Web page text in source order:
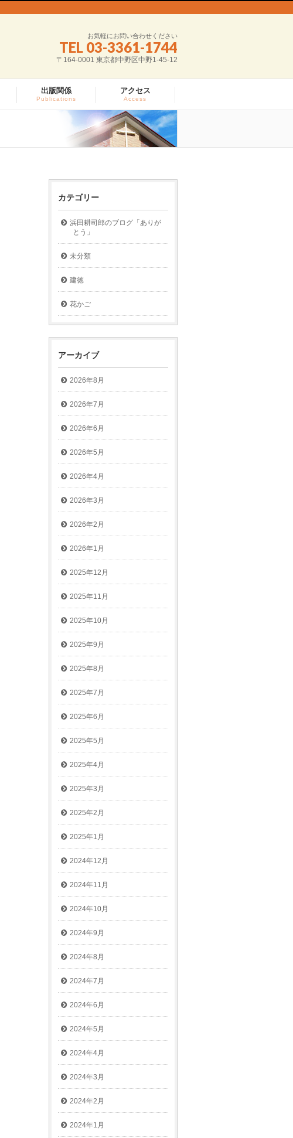
お気軽にお問い合わせください
TEL 03-3361-1744
〒164-0001 東京都中野区中野1-45-12
出版関係
Publications
アクセス
Access
カテゴリー
浜田耕司郎のブログ「ありが
とう」
未分類
建徳
花かご
アーカイブ
2026年8月
2026年7月
2026年6月
2026年5月
2026年4月
2026年3月
2026年2月
2026年1月
2025年12月
2025年11月
2025年10月
2025年9月
2025年8月
2025年7月
2025年6月
2025年5月
2025年4月
2025年3月
2025年2月
2025年1月
2024年12月
2024年11月
2024年10月
2024年9月
2024年8月
2024年7月
2024年6月
2024年5月
2024年4月
2024年3月
2024年2月
2024年1月